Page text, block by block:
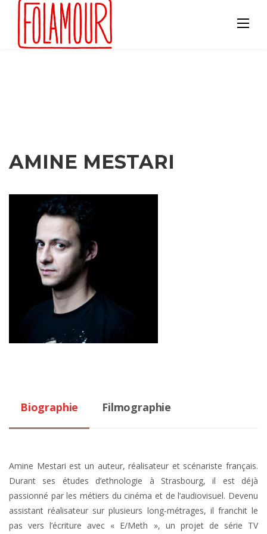
content
AMINE MESTARI
Biographie Filmographie
Amine Mestari est un auteur, réalisateur et scénariste français.
Durant ses études d’ethnologie à Strasbourg, il est déjà
passionné par les métiers du cinéma et de l’audiovisuel. Devenu
assistant réalisateur sur plusieurs long-métrages, il franchit le
pas vers l’écriture avec « E/Meth », un projet de série TV